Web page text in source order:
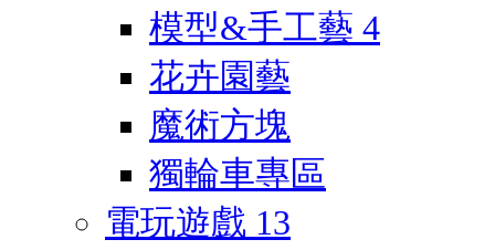
模型&手工藝 4
花卉園藝
魔術方塊
獨輪車專區
電玩遊戲 13